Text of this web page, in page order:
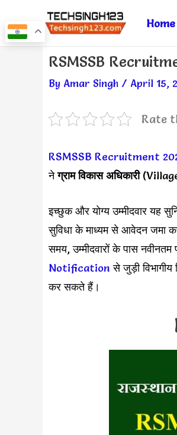
to
Home
RSMSSB
By Amar Singh / April 15,
Rate
RSMSSB Recruitment
नेग्राम विकास अधिकारी
इच्छुक और योग्य उम्मीदवार यह
सुविधा के माध्यम से आवेदन जमा
समय, उम्मीदवारों के पास नवीनतम
Notification से जुड़ी विभागीय
कर सकते हैं।
Post